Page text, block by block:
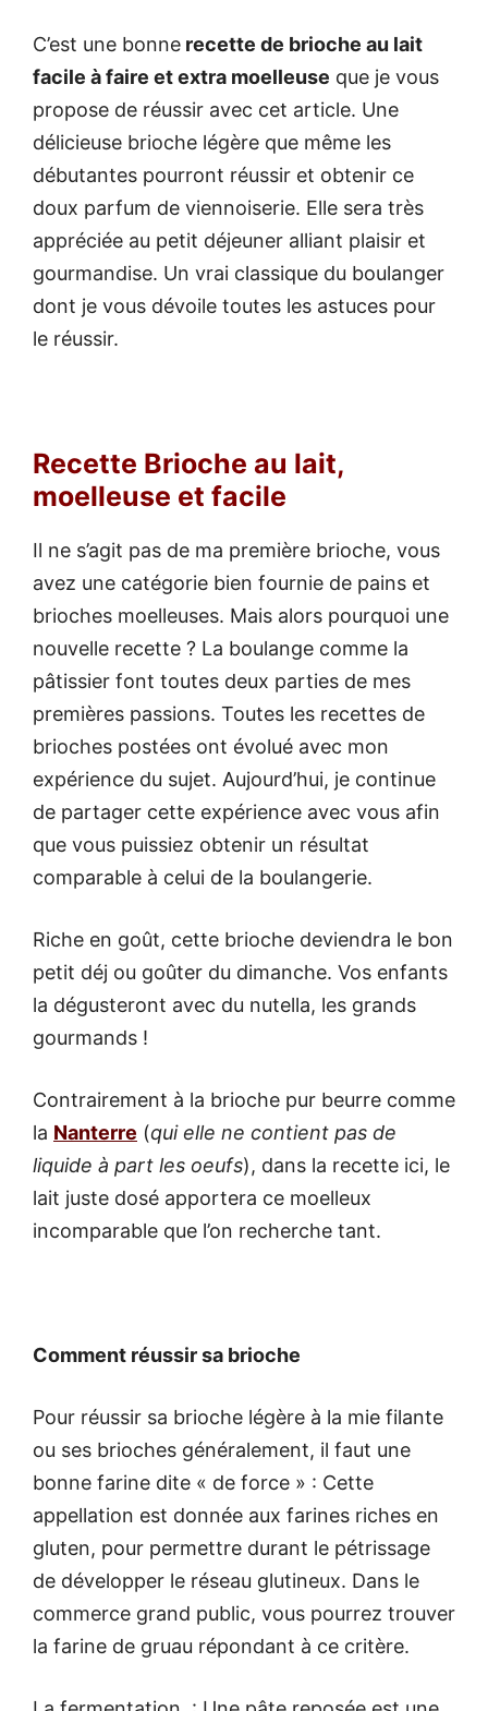
C’est une bonne recette de brioche au lait
facile à faire et extra moelleuse que je vous
propose de réussir avec cet article. Une
délicieuse brioche légère que même les
débutantes pourront réussir et obtenir ce
doux parfum de viennoiserie. Elle sera très
appréciée au petit déjeuner alliant plaisir et
gourmandise. Un vrai classique du boulanger
dont je vous dévoile toutes les astuces pour
le réussir.
Recette Brioche au lait,
moelleuse et facile
Il ne s’agit pas de ma première brioche, vous
avez une catégorie bien fournie de pains et
brioches moelleuses. Mais alors pourquoi une
nouvelle recette ? La boulange comme la
pâtissier font toutes deux parties de mes
premières passions. Toutes les recettes de
brioches postées ont évolué avec mon
expérience du sujet. Aujourd’hui, je continue
de partager cette expérience avec vous afin
que vous puissiez obtenir un résultat
comparable à celui de la boulangerie.
Riche en goût, cette brioche deviendra le bon
petit déj ou goûter du dimanche. Vos enfants
la dégusteront avec du nutella, les grands
gourmands !
Contrairement à la brioche pur beurre comme
la Nanterre (qui elle ne contient pas de
liquide à part les oeufs), dans la recette ici, le
lait juste dosé apportera ce moelleux
incomparable que l’on recherche tant.
Comment réussir sa brioche
Pour réussir sa brioche légère à la mie filante
ou ses brioches généralement, il faut une
bonne farine dite « de force » : Cette
appellation est donnée aux farines riches en
gluten, pour permettre durant le pétrissage
de développer le réseau glutineux. Dans le
commerce grand public, vous pourrez trouver
la farine de gruau répondant à ce critère.